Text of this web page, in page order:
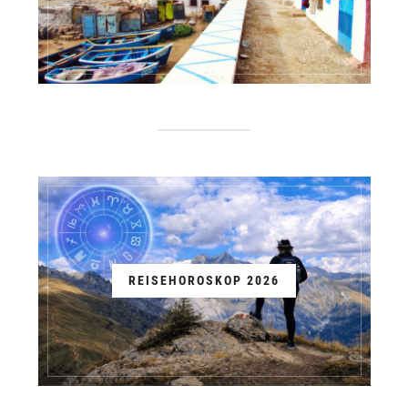
REISEHOROSKOP 2026